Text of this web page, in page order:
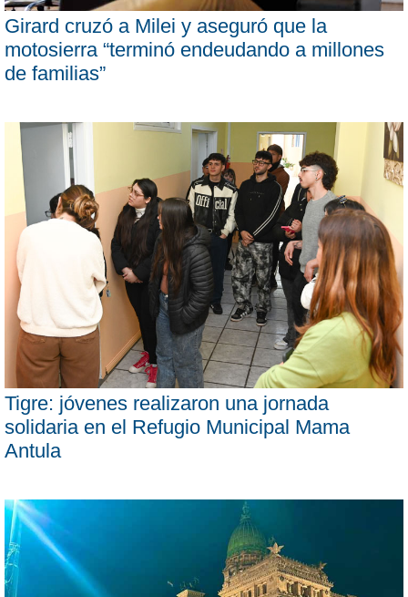
Girard cruzó a Milei y aseguró que la
motosierra “terminó endeudando a millones
de familias”
Tigre: jóvenes realizaron una jornada
solidaria en el Refugio Municipal Mama
Antula